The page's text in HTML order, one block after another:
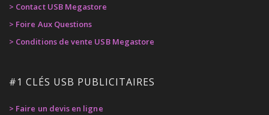
> Contact USB Megastore
> Foire Aux Questions
> Conditions de vente USB Megastore
#1 CLÉS USB PUBLICITAIRES
> Faire un devis en ligne